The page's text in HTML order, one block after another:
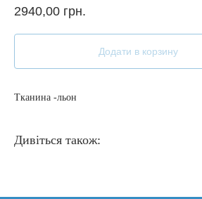
2940,00 грн.
Додати в корзину
Тканина -льон
Дивіться також: